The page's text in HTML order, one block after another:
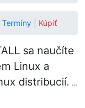
Termíny Kúpiť
sa naučíte
Linux a
distribucií. ...